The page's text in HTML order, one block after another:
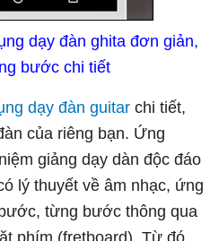
dạy đàn ghita đơn giản,
bước chi tiết
dạy đàn guitar chi tiết,
của riêng bạn. Ứng
giảng dạy dàn độc đáo
lý thuyết về âm nhạc, ứng
từng bước thông qua
phím (fretboard). Từ đó,